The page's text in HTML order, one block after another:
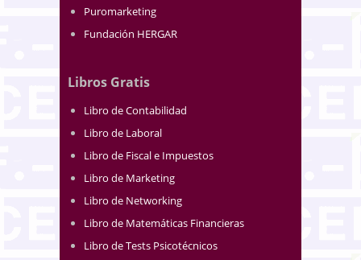
Puromarketing
Fundación HERGAR
Libros Gratis
Libro de Contabilidad
Libro de Laboral
Libro de Fiscal e Impuestos
Libro de Marketing
Libro de Networking
Libro de Matemáticas Financieras
Libro de Tests Psicotécnicos